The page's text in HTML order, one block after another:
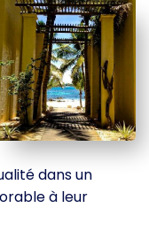
dans un
à leur